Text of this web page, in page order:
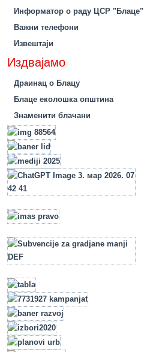
Информатор о раду ЦСР "Блаце"
Важни телефони
Извештаји
Издвајамо
Драинац о Блацу
Блаце еколошка општина
Знаменити блачани